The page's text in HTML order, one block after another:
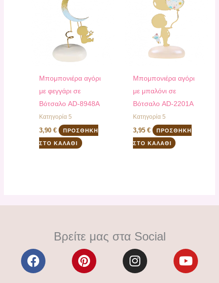
Μπομπονιέρα αγόρι
με φεγγάρι σε
Βότσαλο AD-8948Α
Κατηγορία 5
3,90€ ΠΡΟΣΘΉΚΗ
ΣΤΟ ΚΑΛΆΘΙ
Μπομπονιέρα αγόρι
με μπαλόνι σε
Βότσαλο AD-2201Α
Κατηγορία 5
3,95 € ΠΡΟΣΘΉΚΗ
ΣΤΟ ΚΑΛΆΘΙ
Βρείτε μας στα Social
F
a
P
i
I
n
Y
o